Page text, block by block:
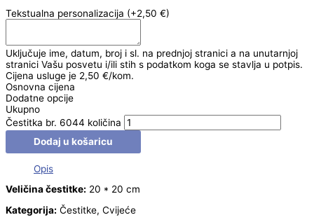
Tekstualna personalizacija (+2,50 €)
Uključuje ime, datum, broj i sl. na prednjoj stranici a na unutarnjoj
stranici Vašu posvetu i/ili stih s podatkom koga se stavlja u potpis.
Cijena usluge je 2,50 €/kom.
Osnovna cijena
Dodatne opcije
Ukupno
Čestitka br. 6044 količina
Dodaj u košaricu
Opis
Veličina čestitke: 20 * 20 cm
Kategorija: Čestitke, Cvijeće